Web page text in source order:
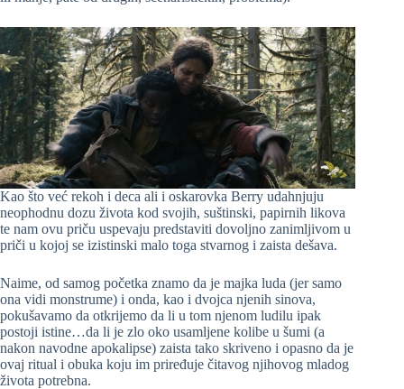
Kao što već rekoh i deca ali i oskarovka Berry udahnjuju
neophodnu dozu života kod svojih, suštinski, papirnih likova
te nam ovu priču uspevaju predstaviti dovoljno zanimljivom u
priči u kojoj se izistinski malo toga stvarnog i zaista dešava.
Naime, od samog početka znamo da je majka luda (jer samo
ona vidi monstrume) i onda, kao i dvojca njenih sinova,
pokušavamo da otkrijemo da li u tom njenom ludilu ipak
postoji istine…da li je zlo oko usamljene kolibe u šumi (a
nakon navodne apokalipse) zaista tako skriveno i opasno da je
ovaj ritual i obuka koju im priređuje čitavog njihovog mladog
života potrebna.